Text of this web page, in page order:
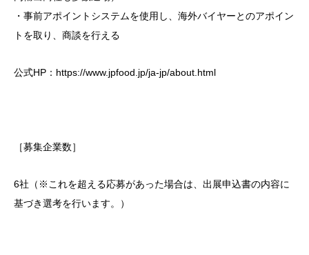
・事前アポイントシステムを使用し、海外バイヤーとのアポイン
トを取り、商談を行える
公式HP：https://www.jpfood.jp/ja-jp/about.html
［募集企業数］
6社（※これを超える応募があった場合は、出展申込書の内容に
基づき選考を行います。）